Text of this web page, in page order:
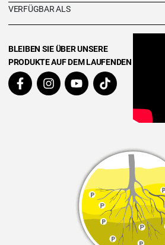
VERFÜGBAR ALS
BLEIBEN SIE ÜBER UNSERE
PRODUKTE AUF DEM LAUFENDEN